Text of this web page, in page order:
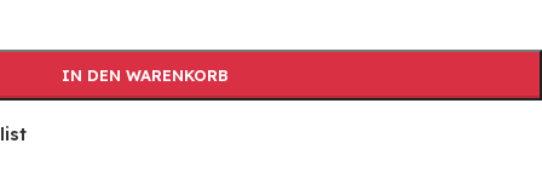
IN DEN WARENKORB